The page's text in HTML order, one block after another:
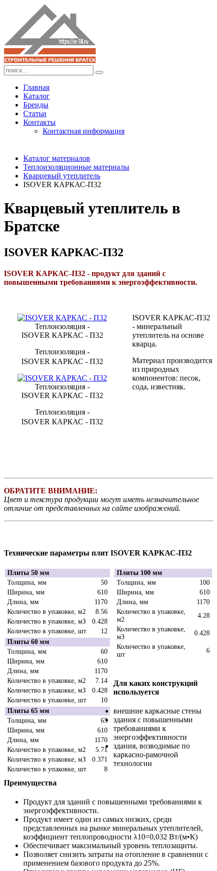
Главная
Каталог
Бренды
Статьи
Контакты
Контактная информация
Каталог материалов
Теплоизоляционные материалы
Кварцевый утеплитель
ISOVER КАРКАС-П32
Кварцевый утеплитель в
Братске
ISOVER КАРКАС-П32
ISOVER КАРКАС-П32 - продукт для зданий с
повышенными требованиями к энергоэффективности.
Теплоизоляция -
ISOVER КАРКАС - П32
Теплоизоляция -
ISOVER КАРКАС - П32
Теплоизоляция -
ISOVER КАРКАС - П32
Теплоизоляция -
ISOVER КАРКАС - П32
ISOVER КАРКАС-П32
- минеральный
утеплитель на основе
кварца.
Материал производится
из природных
компонентов: песок,
сода, известняк.
ОБРАТИТЕ ВНИМАНИЕ:
Цвет и текстура продукции могут иметь незначительное
отличие от представленных на сайте изображений.
Технические параметры плит ISOVER КАРКАС-П32
Плиты 50 мм
Толщина, мм
50
Ширина, мм
610
Длина, мм
1170
Количество в упаковке, м2
8.56
Количество в упаковке, мЗ
0.428
Количество в упаковке, шт
12
Плиты 60 мм
Толщина, мм
60
Ширина, мм
610
Длина, мм
1170
Количество в упаковке, м2
7.14
Количество в упаковке, мЗ
0.428
Количество в упаковке, шт
10
Плиты 65 мм
Толщина, мм
65
Ширина, мм
610
Длина, мм
1170
Количество в упаковке, м2
5.71
Количество в упаковке, мЗ
0.371
Количество в упаковке, шт
8
Плиты 100 мм
Толщина, мм
100
Ширина, мм
610
Длина, мм
1170
Количество в упаковке,
м2
4.28
Количество в упаковке,
мЗ
0.428
Количество в упаковке,
шт
6
Для каких конструкций
используется
внешние каркасные стены
здания с повышенными
требованиями к
энергоэффективности
здания, возводимые по
каркасно-рамочной
технологии
Преимущества
Продукт для зданий с повышенными требованиями к
энергоэффективности.
Продукт имеет один из самых низких, среди
представленных на рынке минеральных утеплителей,
коэффициент теплопроводности λ10=0,032 Вт/(м•К)
Обеспечивает максимальный уровень теплозащиты.
Позволяет снизить затраты на отопление в сравнении с
применением базового продукта до 25%.